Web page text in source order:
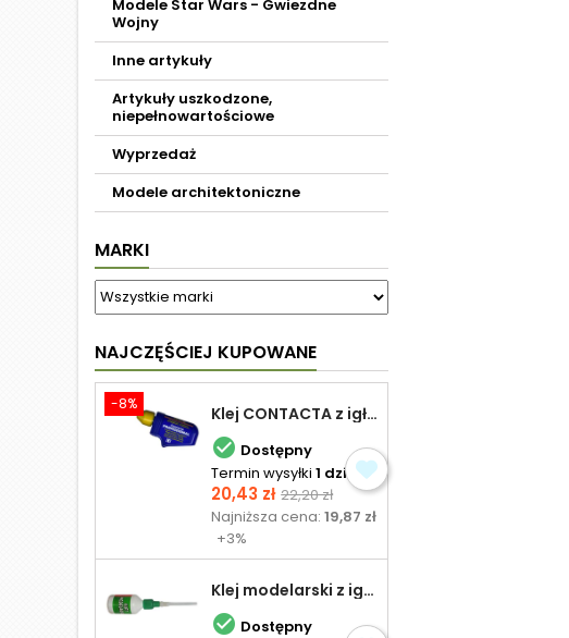
Modele Star Wars - Gwiezdne
Wojny
Inne artykuły
Artykuły uszkodzone,
niepełnowartościowe
Wyprzedaż
Modele architektoniczne
MARKI
NAJCZĘŚCIEJ KUPOWANE
-8% Klej CONTACTA z igłą do plastiku 25,0 g
 Dostępny
Termin wysyłki 1 dzień
Cena
20,43 zł Cena
podstawowa
22,20 zł
Najniższa cena:19,87 zł
+3%
Klej modelarski z igłą 30 ml
 Dostępny